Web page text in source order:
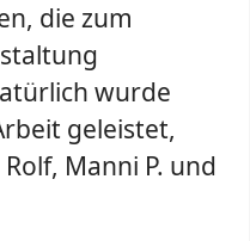
die zum
wurde
geleistet,
Manni P. und